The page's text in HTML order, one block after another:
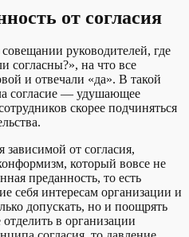
от согласия
руководителей, где
согласны?», на что все
и отвечали «да». В такой
согласие — удушающее
скорее подчиняться
зависимой от согласия,
который вовсе не
преданность, то есть
себя интересам организации и
допускать, но и поощрять
в организации